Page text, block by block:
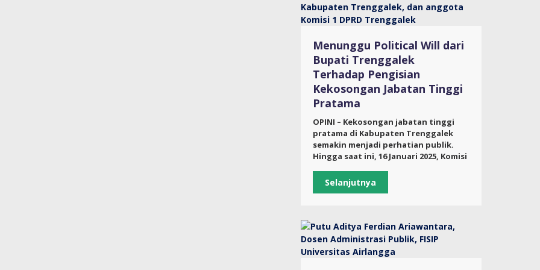
Menunggu Political Will dari
Bupati Trenggalek
Terhadap Pengisian
Kekosongan Jabatan Tinggi
Pratama
OPINI – Kekosongan jabatan tinggi
pratama di Kabupaten Trenggalek
semakin menjadi perhatian publik.
Hingga saat ini, 16 Januari 2025, Komisi
Selanjutnya